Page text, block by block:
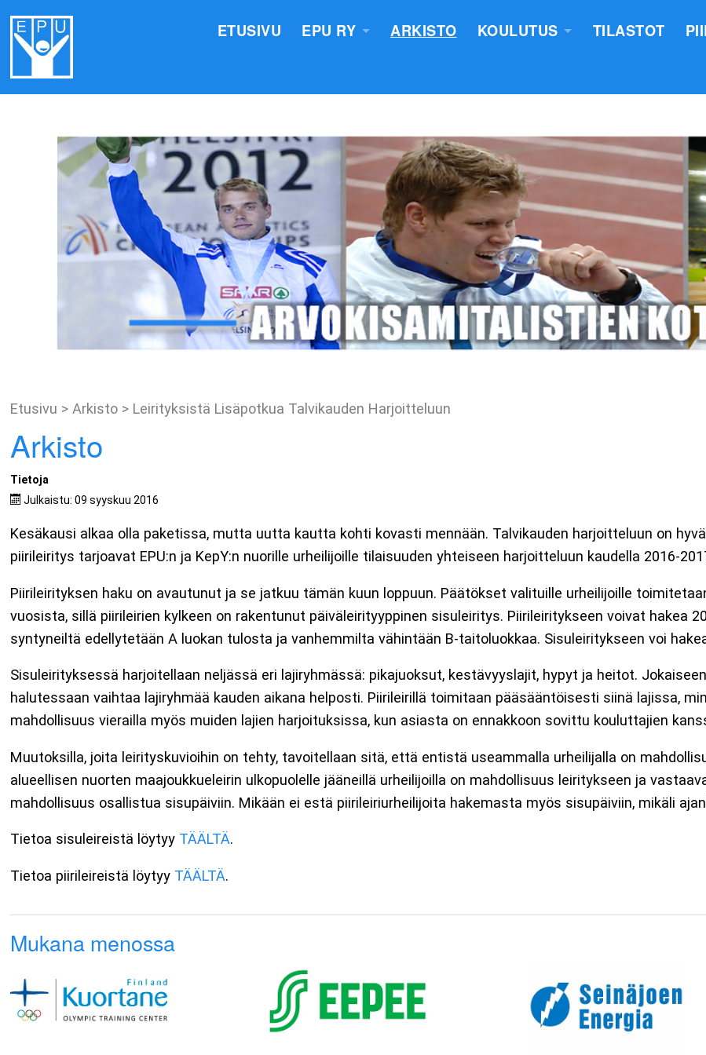
ETUSIVU
EPU RY
VALIOKUNNAT JA TIIMIT
TOIMINTASUUNNITELMA
ARVOMERKKIEN ANOMINEN
EPU:N SÄÄNNÖT
SUOMI100V - EPN YU
TOIMINTAKERTOMUKSET
EPU:N PÖYTÄSTANDAARIN SAANEET
KIRJAUTUMINEN
ARKISTO
KOULUTUS
LASTEN
LÄHETTÄJÄKOULUTUS
VALMENTAJAKOULUTUS
PIIRILEIRITYS
TILASTOT
Etusivu > Arkisto > Leirityksistä Lisäpotkua Talvikauden Harjoitteluun
Arkisto
Tietoja
Julkaistu: 09 syyskuu 2016
Kesäkausi alkaa olla paketissa, mutta uutta kautta kohti kovasti mennään. Talvikauden harjoitteluun on
piirileiritys tarjoavat EPU:n ja KepY:n nuorille urheilijoille tilaisuuden yhteiseen harjoitteluun kaudella 2016-
Piirileirityksen haku on avautunut ja se jatkuu tämän kuun loppuun. Päätökset valituille urheilijoille
vuosista, sillä piirileirien kylkeen on rakentunut päiväleirityyppinen sisuleiritys. Piirileiritykseen voivat hakea
syntyneiltä edellytetään A luokan tulosta ja vanhemmilta vähintään B-taitoluokkaa. Sisuleiritykseen voi
Sisuleirityksessä harjoitellaan neljässä eri lajiryhmässä: pikajuoksut, kestävyyslajit, hypyt ja heitot.
halutessaan vaihtaa lajiryhmää kauden aikana helposti. Piirileirillä toimitaan pääsääntöisesti siinä lajissa,
mahdollisuus vierailla myös muiden lajien harjoituksissa, kun asiasta on ennakkoon sovittu kouluttajien
Muutoksilla, joita leirityskuvioihin on tehty, tavoitellaan sitä, että entistä useammalla urheilijalla on
alueellisen nuorten maajoukkueleirin ulkopuolelle jääneillä urheilijoilla on mahdollisuus leiritykseen ja
mahdollisuus osallistua sisupäiviin. Mikään ei estä piirileiriurheilijoita hakemasta myös sisupäiviin, mikäli
Tietoa sisuleireistä löytyy TÄÄLTÄ.
Tietoa piirileireistä löytyy TÄÄLTÄ.
Mukana menossa